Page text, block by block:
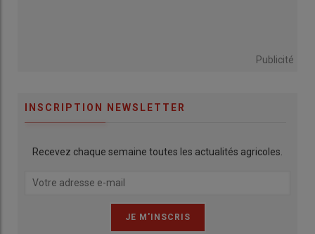
Publicité
INSCRIPTION NEWSLETTER
Recevez chaque semaine toutes les actualités agricoles.